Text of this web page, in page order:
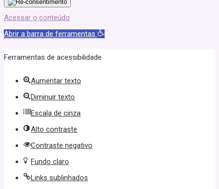
Acessar o conteúdo
Abrir a barra de ferramentas
Ferramentas de acessibilidade
Aumentar texto
Diminuir texto
Escala de cinza
Alto contraste
Contraste negativo
Fundo claro
Links sublinhados